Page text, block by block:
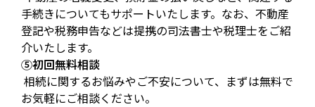
手続きについてもサポートいたします。なお、不動産
登記や税務申告などは提携の司法書士や税理士をご紹
介いたします。
⑤初回無料相談
相続に関するお悩みやご不安について、まずは無料で
お気軽にご相談ください。